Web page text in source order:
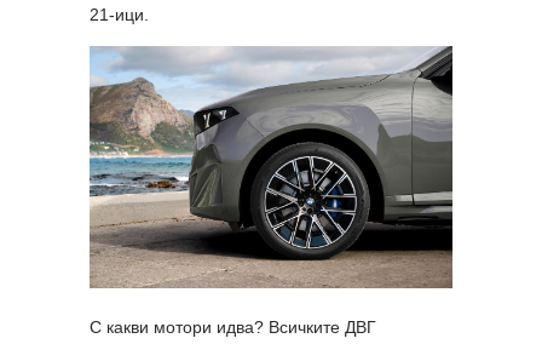
21-ици.
С какви мотори идва? Всичките ДВГ